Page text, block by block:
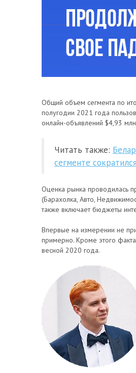
Общий объем сегмента по
полугодии 2021 года
онлайн-объявлений $4,93
Читать также:
сегменте
Оценка рынка проводилась
(Барахолка, Авто,
также включает бюджеты
Впервые на измерении не
примерно. Кроме этого
весной 2020 года.